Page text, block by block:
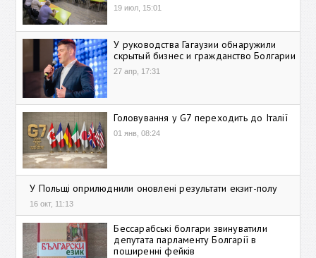
19 июл, 15:01
У руководства Гагаузии обнаружили
скрытый бизнес и гражданство Болгарии
27 апр, 17:31
Головування у G7 переходить до Італії
01 янв, 08:24
У Польщі оприлюднили оновлені результати екзит-полу
16 окт, 11:13
Бессарабські болгари звинуватили
депутата парламенту Болгарії в
поширенні фейків